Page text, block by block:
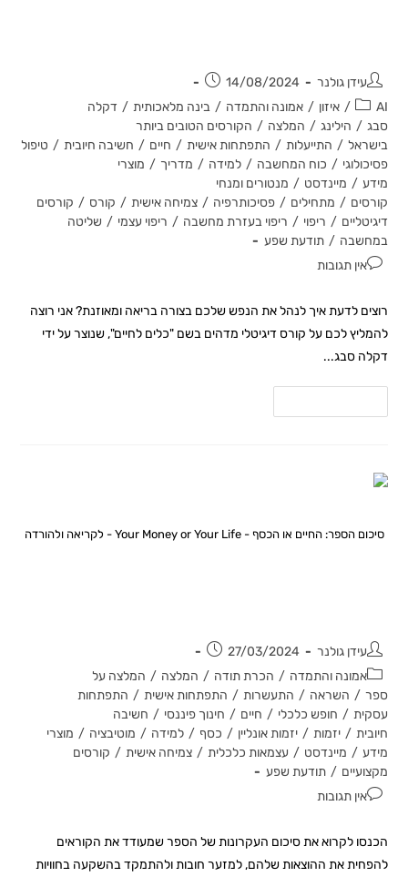
עידן גולנר
14/08/2024
AI
/ איזון / אמונה והתמדה / בינה מלאכותית / דקלה
סבג / הילינג / המלצה / הקורסים הטובים ביותר
בישראל / התייעלות / התפתחות אישית / חיים / חשיבה חיובית / טיפול
פסיכולוגי / כוח המחשבה / למידה / מדריך / מוצרי
מידע / מיינדסט / מנטורים ומנחי
קורסים / מתחילים / פסיכותרפיה / צמיחה אישית / קורס / קורסים
דיגיטליים / ריפוי / ריפוי בעזרת מחשבה / ריפוי עצמי / שליטה
במחשבה / תודעת שפע
אין תגובות
רוצים לדעת איך לנהל את הנפש שלכם בצורה בריאה ומאוזנת? אני רוצה
להמליץ לכם על קורס דיגיטלי מדהים בשם "כלים לחיים", שנוצר על ידי
דקלה סבג...
סיכום הספר: החיים או הכסף - Your Money or Your Life - לקריאה ולהורדה
עידן גולנר
27/03/2024
אמונה והתמדה / הכרת תודה / המלצה / המלצה על
ספר / השראה / התעשרות / התפתחות אישית / התפתחות
עסקית / חופש כלכלי / חיים / חינוך פיננסי / חשיבה
חיובית / יזמות / יזמות אונליין / כסף / למידה / מוטיבציה / מוצרי
מידע / מיינדסט / עצמאות כלכלית / צמיחה אישית / קורסים
מקצועיים / תודעת שפע
אין תגובות
הכנסו לקרוא את סיכום העקרונות של הספר שמעודד את הקוראים
להפחית את ההוצאות שלהם, למזער חובות ולהתמקד בהשקעה בחוויות